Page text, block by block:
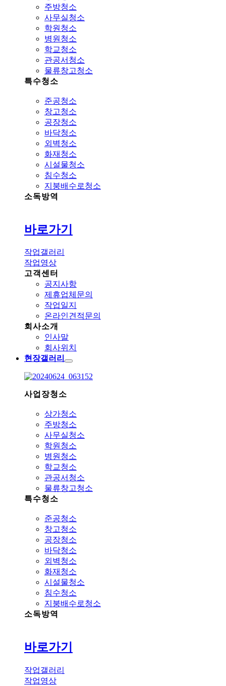
주방청소
사무실청소
학원청소
병원청소
학교청소
관공서청소
물류창고청소
특수청소
준공청소
창고청소
공장청소
바닥청소
외벽청소
화재청소
시설물청소
침수청소
지붕배수로청소
소독방역
바로가기
작업갤러리
작업영상
고객센터
공지사항
제휴업체문의
작업일지
온라인견적문의
회사소개
인사말
회사위치
현장갤러리
사업장청소
상가청소
주방청소
사무실청소
학원청소
병원청소
학교청소
관공서청소
물류창고청소
특수청소
준공청소
창고청소
공장청소
바닥청소
외벽청소
화재청소
시설물청소
침수청소
지붕배수로청소
소독방역
바로가기
작업갤러리
작업영상